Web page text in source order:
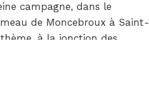
campagne, dans le
de Moncebroux à Saint-
à la jonction des